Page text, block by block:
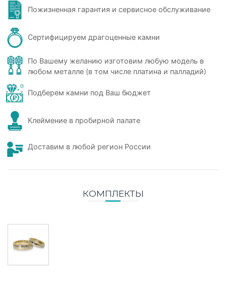
Пожизненная гарантия и сервисное обслуживание
Сертифицируем драгоценные камни
По Вашему желанию изготовим любую модель в
любом металле (в том числе платина и палладий)
Подберем камни под Ваш бюджет
Клеймение в пробирной палате
Доставим в любой регион России
КОМПЛЕКТЫ